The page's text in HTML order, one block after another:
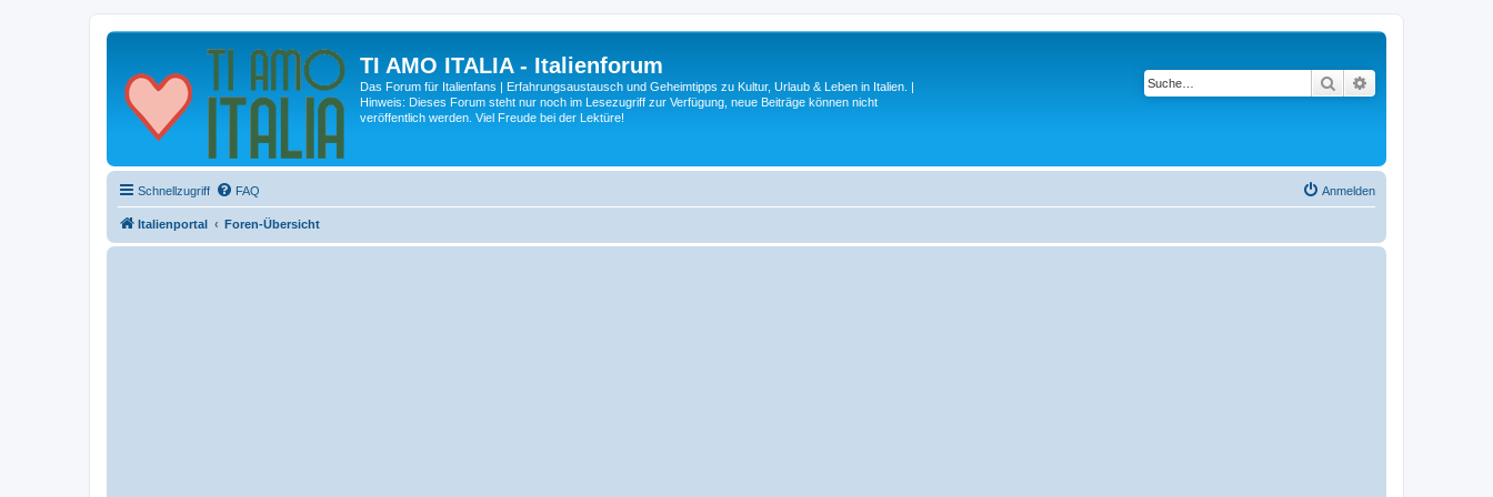
TI AMO ITALIA - Italienforum
Das Forum für Italienfans | Erfahrungsaustausch und Geheimtipps zu Kultur, Urlaub & Leben in Italien. |
Hinweis: Dieses Forum steht nur noch im Lesezugriff zur Verfügung, neue Beiträge können nicht
veröffentlich werden. Viel Freude bei der Lektüre!
Suche
Schnellzugriff FAQ Anmelden
Italienportal Foren-Übersicht